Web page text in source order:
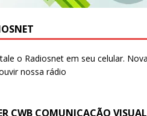
CWB COMUNICAÇÃO VISUAL